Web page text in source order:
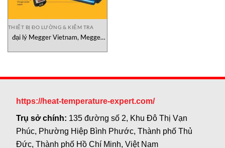
THIẾT BỊ ĐO LƯỜNG & KIỂM TRA
đại lý Megger Vietnam, Megger
electrical insulation testing
https://heat-temperature-expert.com/
Trụ sở chính: 135 đường số 2, Khu Đô Thị Vạn
Phúc, Phường Hiệp Bình Phước, Thành phố Thủ
Đức, Thành phố Hồ Chí Minh, Việt Nam